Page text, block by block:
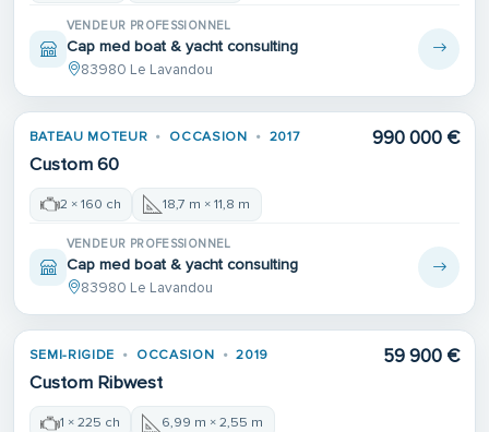
VENDEUR PROFESSIONNEL
Cap med boat & yacht consulting
83980 Le Lavandou
BATEAU MOTEUR OCCASION 2017
Custom 60
990 000 €
2 × 160 ch 18,7 m × 11,8 m
VENDEUR PROFESSIONNEL
Cap med boat & yacht consulting
83980 Le Lavandou
SEMI-RIGIDE OCCASION 2019
Custom Ribwest
59 900 €
1 × 225 ch 6,99 m × 2,55 m